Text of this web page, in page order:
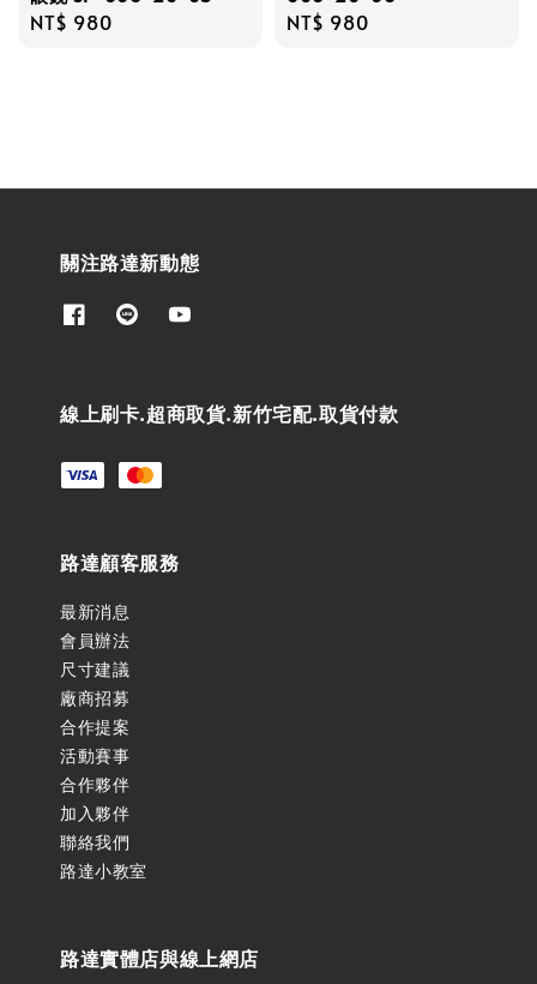
Regular
NT$ 980
Regular
NT$ 980
關注路達新動態
線上刷卡.超商取貨.新竹宅配.取貨付款
路達顧客服務
最新消息
會員辦法
尺寸建議
廠商招募
合作提案
活動賽事
合作夥伴
加入夥伴
聯絡我們
路達小教室
路達實體店與線上網店